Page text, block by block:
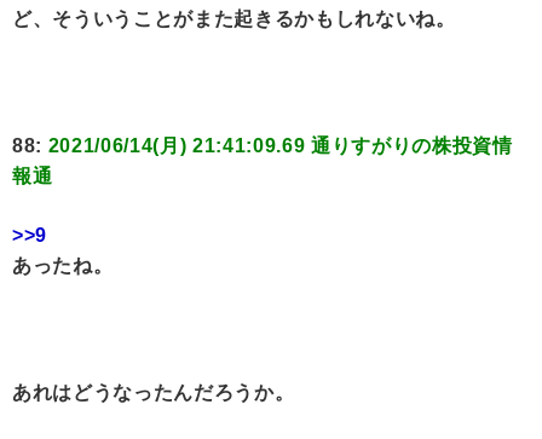
ど、そういうことがまた起きるかもしれないね。
88: 2021/06/14(月) 21:41:09.69 通りすがりの株投資情
報通
>>9
あったね。
あれはどうなったんだろうか。